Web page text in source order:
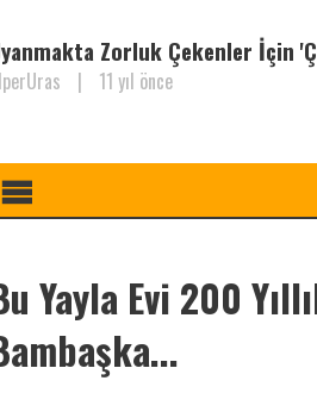
Zorluk Çekenler İçin
| 11 yıl önce
Yayla Evi 200